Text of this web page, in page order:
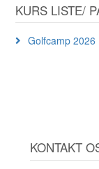
KURS LISTE/
Golfcamp 2026
KONTAKT